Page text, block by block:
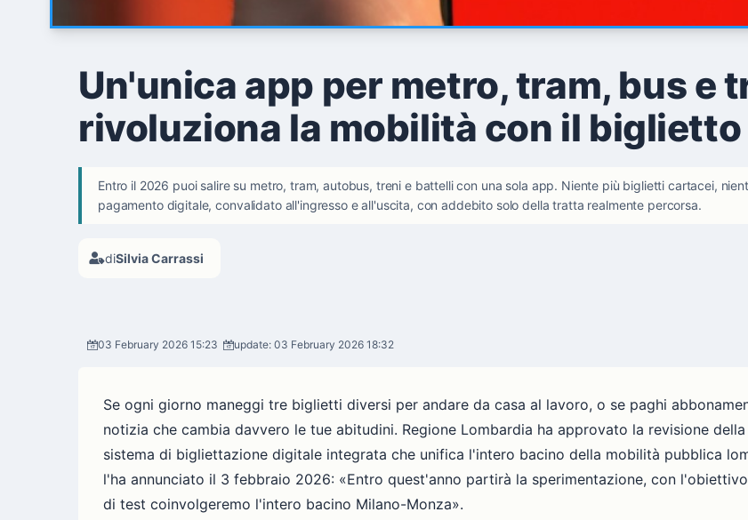
Un'unica app per metro, tram, bus e
rivoluziona la mobilità con il
Entro il 2026 puoi salire su metro, tram, autobus, treni e battelli con una sola app. Niente più biglietti cartacei,
pagamento digitale, convalidato all'ingresso e all'uscita, con addebito solo della tratta realmente percorsa.
diSilvia Carrassi
03 February 2026 15:23 update: 03 February 2026 18:32
Se ogni giorno maneggi tre biglietti diversi per andare da casa al lavoro, o se paghi
notizia che cambia davvero le tue abitudini. Regione Lombardia ha approvato la revisione
sistema di bigliettazione digitale integrata che unifica l'intero bacino della mobilità pubblica
l'ha annunciato il 3 febbraio 2026: «Entro quest'anno partirà la sperimentazione, con
di test coinvolgeremo l'intero bacino Milano-Monza».